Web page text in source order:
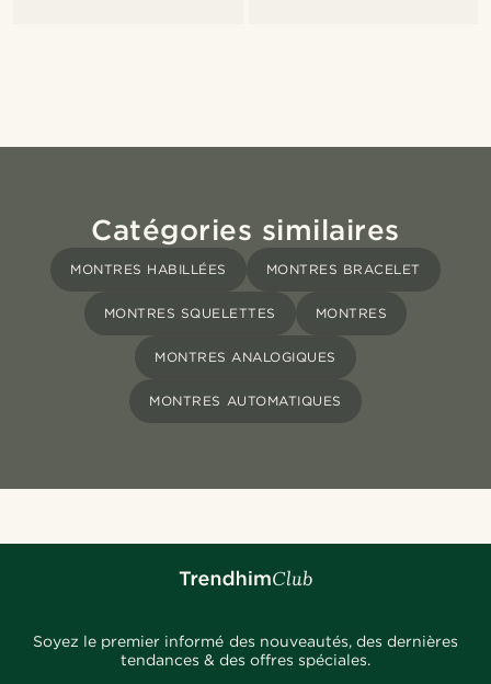
Catégories similaires
MONTRES HABILLÉES MONTRES BRACELET
MONTRES SQUELETTES MONTRES
MONTRES ANALOGIQUES
MONTRES AUTOMATIQUES
Soyez le premier informé des nouveautés, des dernières
tendances & des offres spéciales.